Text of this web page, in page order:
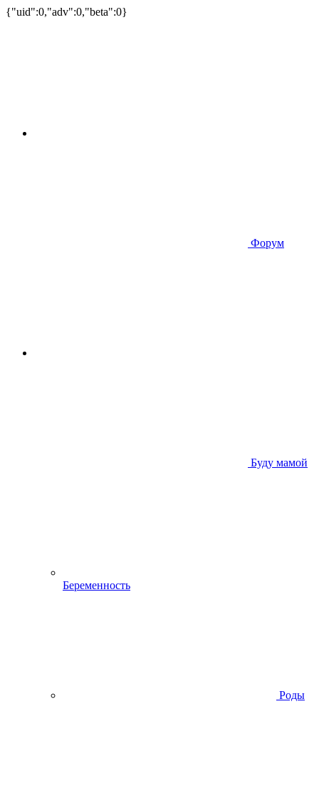
{"uid":0,"adv":0,"beta":0}
Форум
Буду мамой
Беременность
Роды